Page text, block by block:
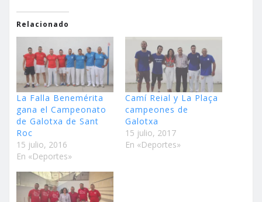
Relacionado
La Falla Benemérita
gana el Campeonato
de Galotxa de Sant
Roc
15 julio, 2016
En «Deportes»
Camí Reial y La Plaça
campeones de
Galotxa
15 julio, 2017
En «Deportes»